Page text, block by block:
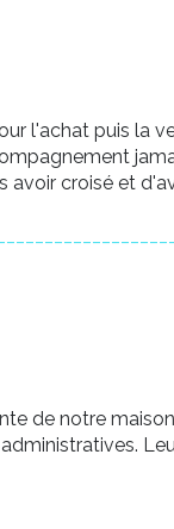
l'achat puis
croisé et
de notre